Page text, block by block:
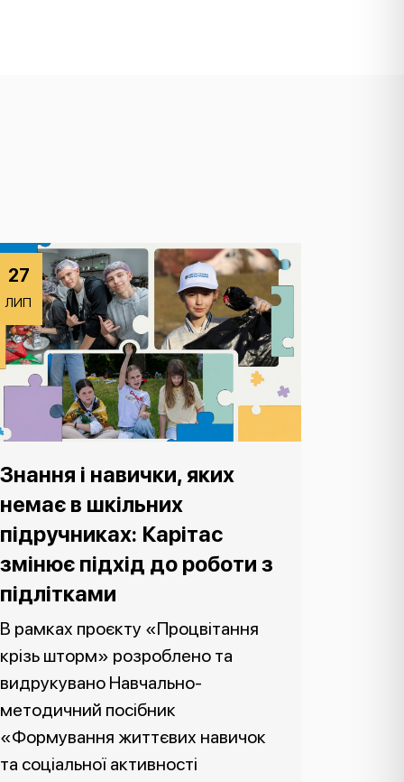
27
ЛИП
Знання і навички, яких
немає в шкільних
підручниках: Карітас
змінює підхід до роботи з
підлітками
В рамках проєкту «Процвітання
крізь шторм» розроблено та
видрукувано Навчально-
методичний посібник
«Формування життєвих навичок
та соціальної активності